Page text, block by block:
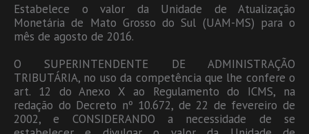
Estabelece o valor da Unidade de Atualização
Monetária de Mato Grosso do Sul (UAM-MS) para o
mês de agosto de 2016.
O SUPERINTENDENTE DE ADMINISTRAÇÃO
TRIBUTÁRIA, no uso da competência que lhe confere o
art. 12 do Anexo X ao Regulamento do ICMS, na
redação do Decreto nº 10.672, de 22 de fevereiro de
2002, e CONSIDERANDO a necessidade de se